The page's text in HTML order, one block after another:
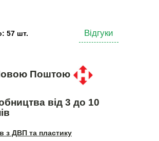
57 шт. Відгуки
Поштою
від 3 до 10
з ДВП та пластику